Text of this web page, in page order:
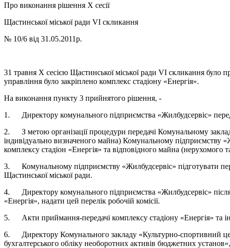
Про виконання рішення X сесії
Щастинської міської ради VI скликання
№ 10/6 від 31.05.2011р.
31 травня X сесією Щастинської міської ради VI скликання
управління було закріплено комплекс стадіону «Енергія».
На виконання пункту 3 прийнятого рішення, -
1. Директору комунального підприємства «Жилбудсервіс»
2. З метою організації процедури передачі Комунальному
індивідуально визначеного майна) Комунальному підприємству
комплексу стадіон «Енергія» та відповідного майна (нерухомого
3. Комунальному підприємству «Жилбудсервіс» підготувати
Щастинської міської ради.
4. Директору комунального підприємства «Жилбудсервіс»
«Енергія», надати цей перелік робочій комісії.
5. Акти приймання-передачі комплексу стадіону «Енергія» та
6. Директору Комунального закладу «Культурно-спортивний
бухгалтерського обліку необоротних активів бюджетних